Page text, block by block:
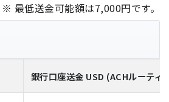
※ 最低送金可能額は7,000円です。
銀行口座送金 USD (ACHルーティ